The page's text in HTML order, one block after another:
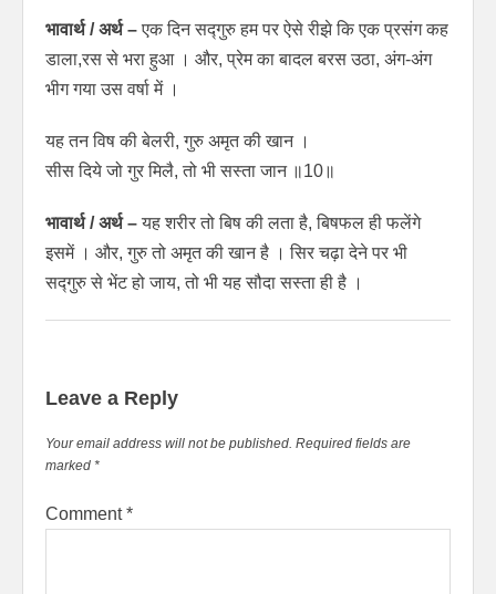
भावार्थ / अर्थ –एक दिन सद्गुरु हम पर ऐसे रीझे कि एक प्रसंग कह
डाला,रस से भरा हुआ । और, प्रेम का बादल बरस उठा, अंग-अंग
भीग गया उस वर्षा में ।
यह तन विष की बेलरी, गुरु अमृत की खान ।
सीस दिये जो गुर मिलै, तो भी सस्ता जान ॥10॥
भावार्थ / अर्थ –यह शरीर तो बिष की लता है, बिषफल ही फलेंगे
इसमें । और, गुरु तो अमृत की खान है । सिर चढ़ा देने पर भी
सद्गुरु से भेंट हो जाय, तो भी यह सौदा सस्ता ही है ।
Leave a Reply
Your email address will not be published. Required fields are
marked *
Comment*